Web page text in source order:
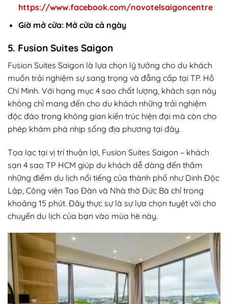
https://www.facebook.com/novotelsaigoncentre
Giờ mở cửa: Mở cửa cả ngày
5. Fusion Suites Saigon
Fusion Suites Saigon là lựa chọn lý tưởng cho du khách
muốn trải nghiệm sự sang trọng và đẳng cấp tại TP. Hồ
Chí Minh. Với hạng mục 4 sao chất lượng, khách sạn này
không chỉ mang đến cho du khách những trải nghiệm
độc đáo trong không gian kiến trúc hiện đại mà còn cho
phép khám phá nhịp sống địa phương tại đây.
Tọa lạc tại vị trí thuận lợi, Fusion Suites Saigon – khách
sạn 4 sao TP HCM giúp du khách dễ dàng đến thăm
những điểm du lịch nổi tiếng của thành phố như Dinh Độc
Lập, Công viên Tao Đàn và Nhà thờ Đức Bà chỉ trong
khoảng 15 phút. Đây thực sự là sự lựa chọn tuyệt vời cho
chuyến du lịch của bạn vào mùa hè này.